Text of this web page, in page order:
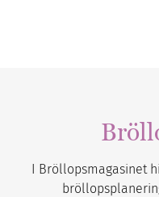
I Bröllopsmagasinet